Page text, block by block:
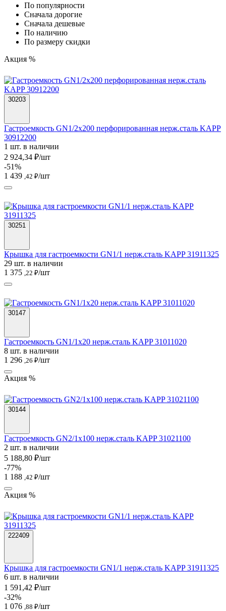
По популярности
Cначала дорогие
Cначала дешевые
По наличию
По размеру скидки
Акция %
30203
Гастроемкость GN1/2х200 перфорированная нерж.сталь KAPP
30912200
1 шт. в наличии
2 924,34 ₽/шт
-51%
1 439 ,42 ₽/шт
30251
Крышка для гастроемкости GN1/1 нерж.сталь KAPP 31911325
29 шт. в наличии
1 375 ,22 ₽/шт
30147
Гастроемкость GN1/1х20 нерж.сталь KAPP 31011020
8 шт. в наличии
1 296 ,26 ₽/шт
Акция %
30144
Гастроемкость GN2/1х100 нерж.сталь KAPP 31021100
2 шт. в наличии
5 188,80 ₽/шт
-77%
1 188 ,42 ₽/шт
Акция %
222409
Крышка для гастроемкости GN1/1 нерж.сталь KAPP 31911325
6 шт. в наличии
1 591,42 ₽/шт
-32%
1 076 ,88 ₽/шт